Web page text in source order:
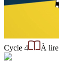
Cycle 4 À lire